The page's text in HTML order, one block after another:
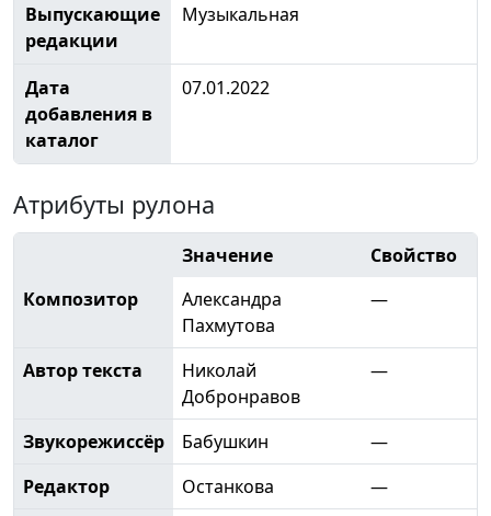
Выпускающие
редакции
Музыкальная
Дата
добавления в
каталог
07.01.2022
Атрибуты рулона
Значение
Свойство
Композитор
Александра
Пахмутова
—
Автор текста
Николай
Добронравов
—
Звукорежиссёр Бабушкин
—
Редактор
Останкова
—